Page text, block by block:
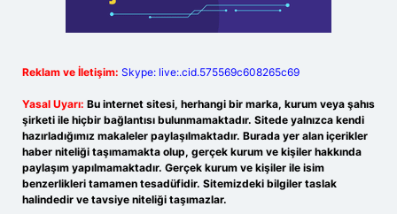
Reklam ve İletişim: Skype: live:.cid.575569c608265c69
Yasal Uyarı: Bu internet sitesi, herhangi bir marka, kurum veya şahıs
şirketi ile hiçbir bağlantısı bulunmamaktadır. Sitede yalnızca kendi
hazırladığımız makaleler paylaşılmaktadır. Burada yer alan içerikler
haber niteliği taşımamakta olup, gerçek kurum ve kişiler hakkında
paylaşım yapılmamaktadır. Gerçek kurum ve kişiler ile isim
benzerlikleri tamamen tesadüfidir. Sitemizdeki bilgiler taslak
halindedir ve tavsiye niteliği taşımazlar.